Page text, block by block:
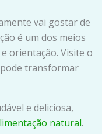
vai gostar de
é um dos meios
orientação. Visite o
transformar
e deliciosa,
natural.